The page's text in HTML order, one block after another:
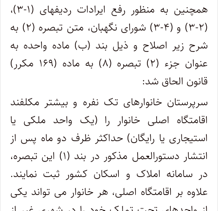
همچنین به منظور رفع ایرادات ردیف‏های (۱-۳)،
(۲-۳) و (۴-۳) شورای نگهبان، متن تبصره (۲) به
شرح زیر اصلاح و ذیل بند (ب) ماده واحده به
عنوان جزء (۲) تبصره (۸) به ماده (۱۶۹ مکرر)
قانون الحاق شد:
سرپرستان خانوارهای تک نفره و بیشتر مکلفند
اقامتگاه اصلی خانوار را (یک واحد ملکی یا
استیجاری یا رایگان)‌ حداکثر ظرف دو ماه پس از
انتشار دستورالعمل مذکور در بند (۱) این تبصره،
در سامانه املاک و اسکان کشور ثبت نمایند.
علاوه بر اقامتگاه اصلی، هر خانوار می تواند یکی